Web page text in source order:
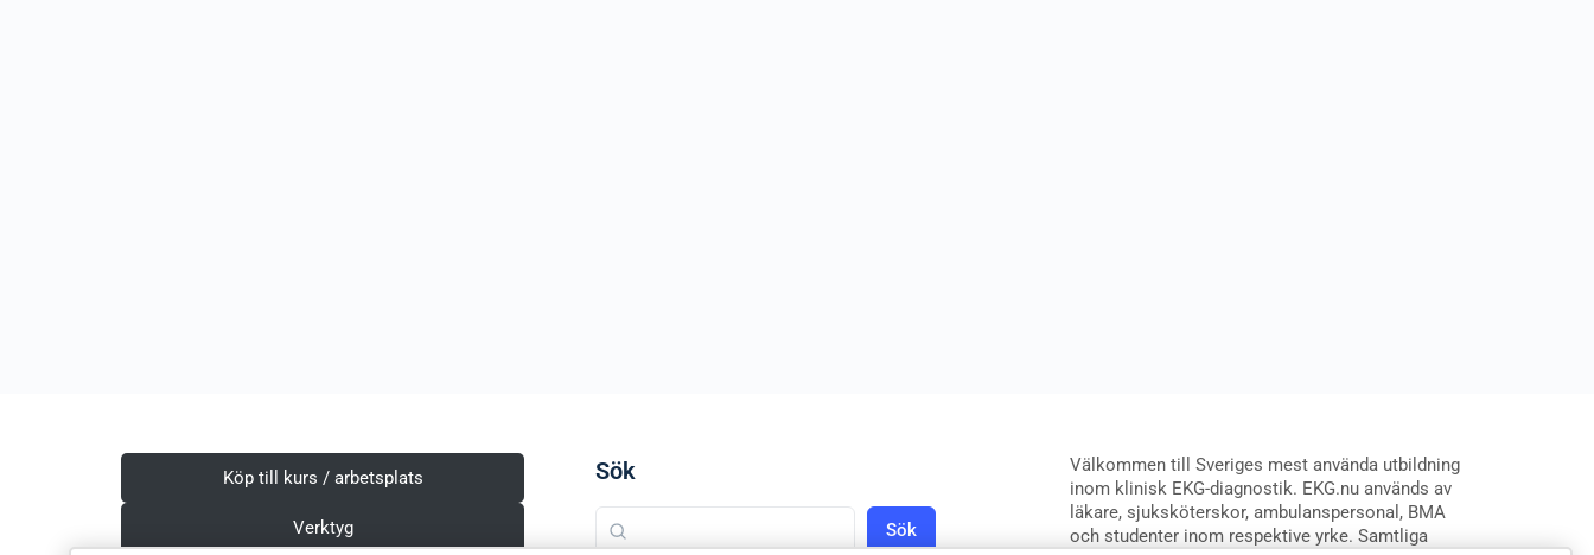
Köp till kurs / arbetsplats
Verktyg
Sök
Sök
Välkommen till Sveriges mest använda utbildning
inom klinisk EKG-diagnostik. EKG.nu används av
läkare, sjuksköterskor, ambulanspersonal, BMA
och studenter inom respektive yrke. Samtliga